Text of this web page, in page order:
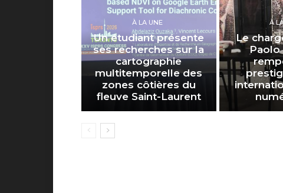
À LA UNE
Un étudiant présente
ses recherches sur la
cartographie
multitemporelle des
zones côtières du
fleuve Saint-Laurent
À
Le
Paolo